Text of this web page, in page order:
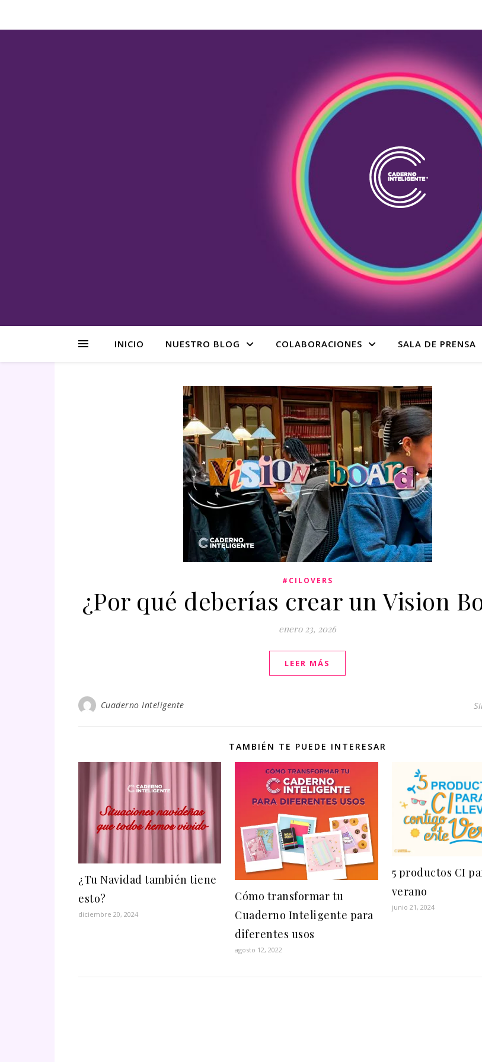
INICIO NUESTRO BLOG COLABORACIONES SALA DE PRENSA
#CILOVERS
¿Por qué deberías crear un Vision
enero 23, 2026
LEER MÁS
Cuaderno Inteligente
TAMBIÉN TE PUEDE INTERESAR
¿Tu Navidad también tiene
esto?
diciembre 20, 2024
Cómo transformar tu
Cuaderno Inteligente para
diferentes usos
agosto 12, 2022
5 productos CI
verano
junio 21, 2024